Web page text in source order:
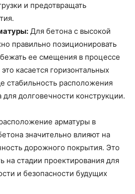
и предотвращать
Для бетона с высокой
правильно позиционировать
ее смещения в процессе
касается горизонтальных
стабильность расположения
долговечности конструкции.
арматуры в
значительно влияют на
дорожного покрытия. Это
на стадии проектирования для
и безопасности будущих